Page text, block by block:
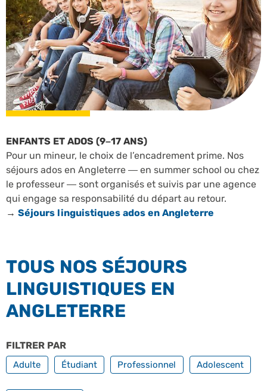
ENFANTS ET ADOS (9–17 ANS)
Pour un mineur, le choix de l’encadrement prime. Nos
séjours ados en Angleterre — en summer school ou chez
le professeur — sont organisés et suivis par une agence
qui engage sa responsabilité du départ au retour.
→ Séjours linguistiques ados en Angleterre
TOUS NOS SÉJOURS
LINGUISTIQUES EN
ANGLETERRE
FILTRER PAR
Adulte Étudiant Professionnel Adolescent